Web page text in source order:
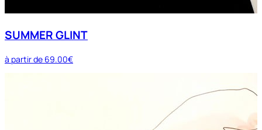
SUMMER GLINT
à partir de 69.00€